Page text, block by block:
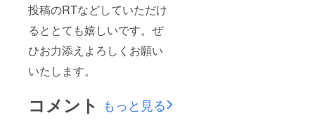
投稿のRTなどしていただけ
るととても嬉しいです。ぜ
ひお力添えよろしくお願い
いたします。
コメント もっと見る